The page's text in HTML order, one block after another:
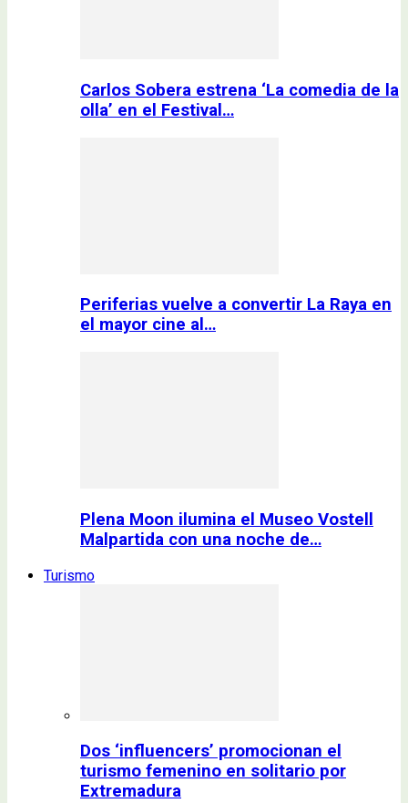
Carlos Sobera estrena ‘La comedia de la
olla’ en el Festival…
Periferias vuelve a convertir La Raya en
el mayor cine al…
Plena Moon ilumina el Museo Vostell
Malpartida con una noche de…
Turismo
Dos ‘influencers’ promocionan el
turismo femenino en solitario por
Extremadura